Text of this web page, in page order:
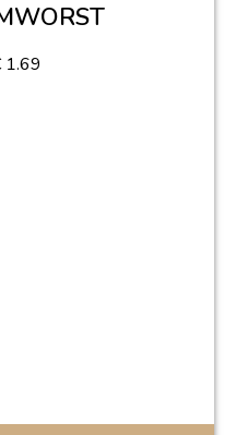
1.69